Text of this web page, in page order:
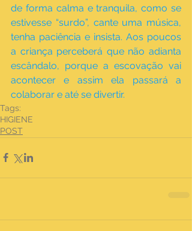
de forma calma e tranquila, como se
estivesse “surdo”, cante uma música,
tenha paciência e insista. Aos poucos
a criança perceberá que não adianta
escândalo, porque a escovação vai
acontecer e assim ela passará a
colaborar e até se divertir.
Tags:
HIGIENE
POST